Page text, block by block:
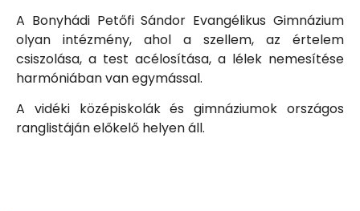
A Bonyhádi Petőfi Sándor Evangélikus Gimnázium
olyan intézmény, ahol a szellem, az értelem
csiszolása, a test acélosítása, a lélek nemesítése
harmóniában van egymással.
A vidéki középiskolák és gimnáziumok országos
ranglistáján előkelő helyen áll.